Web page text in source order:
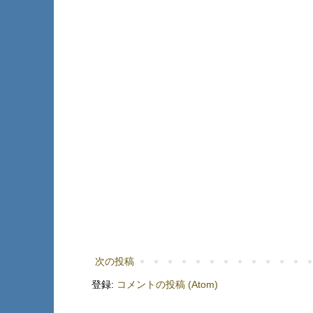
次の投稿
登録: コメントの投稿 (Atom)